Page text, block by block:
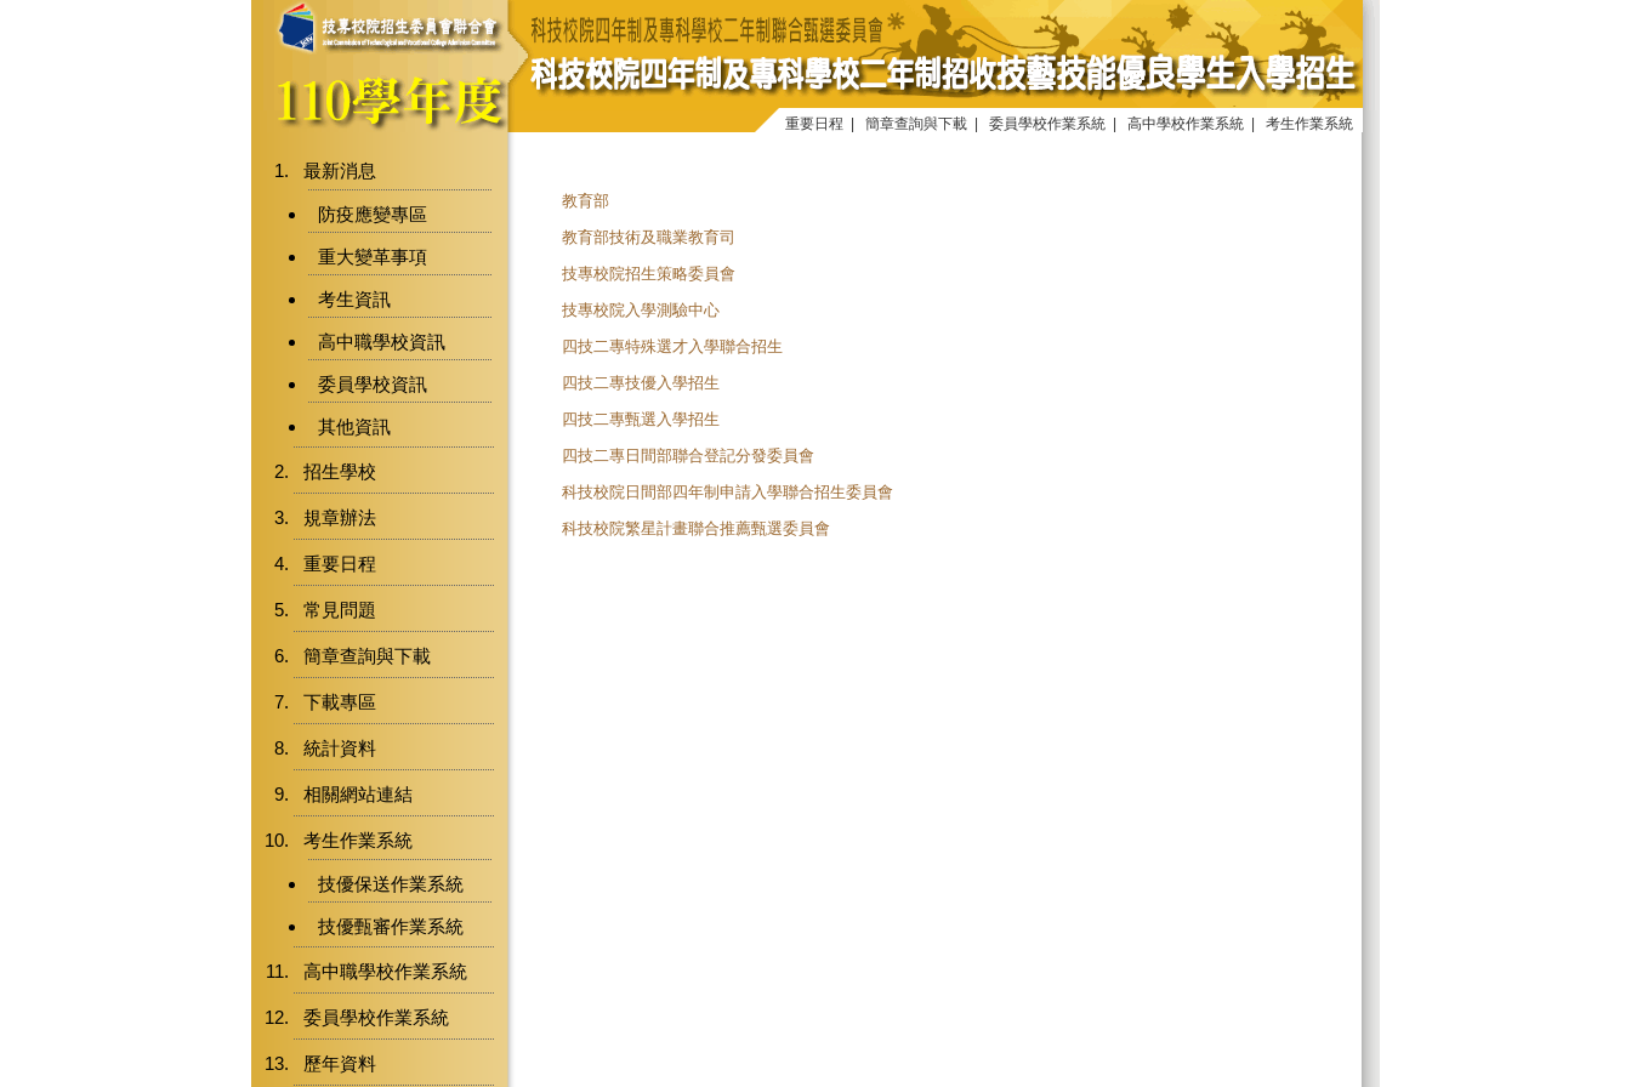
重要日程 簡章查詢與下載 委員學校作業系統 高中學校作業系統 考生作業系統
最新消息
防疫應變專區
重大變革事項
考生資訊
高中職學校資訊
委員學校資訊
其他資訊
招生學校
規章辦法
重要日程
常見問題
簡章查詢與下載
下載專區
統計資料
相關網站連結
考生作業系統
技優保送作業系統
技優甄審作業系統
高中職學校作業系統
委員學校作業系統
歷年資料
教育部
教育部技術及職業教育司
技專校院招生策略委員會
技專校院入學測驗中心
四技二專特殊選才入學聯合招生
四技二專技優入學招生
四技二專甄選入學招生
四技二專日間部聯合登記分發委員會
科技校院日間部四年制申請入學聯合招生委員會
科技校院繁星計畫聯合推薦甄選委員會